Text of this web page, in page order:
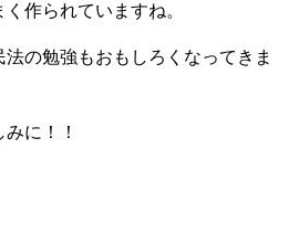
作られていますね。
の勉強もおもしろくなってきま
に！！